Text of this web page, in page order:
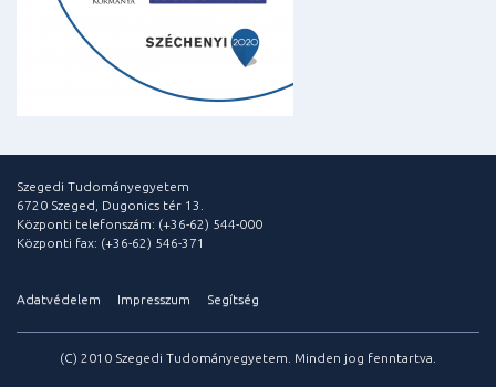
Szegedi Tudományegyetem
6720 Szeged, Dugonics tér 13.
Központi telefonszám: (+36-62) 544-000
Központi fax: (+36-62) 546-371
Adatvédelem Impresszum Segítség
(C) 2010 Szegedi Tudományegyetem. Minden jog fenntartva.